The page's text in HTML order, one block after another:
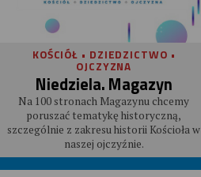
KOŚCIÓŁ • DZIEDZICTWO •
OJCZYZNA
Niedziela. Magazyn
Na 100 stronach Magazynu chcemy
poruszać tematykę historyczną,
szczególnie z zakresu historii Kościoła w
naszej ojczyźnie.